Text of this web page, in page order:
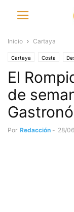
Inicio Cartaya
Cartaya Costa
El
de
Por Redacción - 28/